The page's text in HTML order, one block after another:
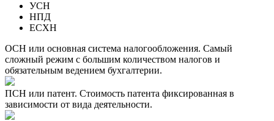
УСН
НПД
ЕСХН
ОСН или основная система налогообложения. Самый
сложный режим с большим количеством налогов и
обязательным ведением бухгалтерии.
ПСН или патент. Стоимость патента фиксированная в
зависимости от вида деятельности.